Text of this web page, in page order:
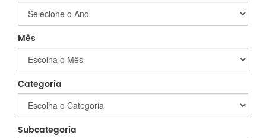
Mês
Categoria
Subcategoria